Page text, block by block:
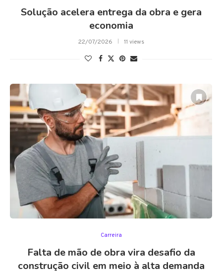
Solução acelera entrega da obra e gera
economia
22/07/2026 11 views
Carreira
Falta de mão de obra vira desafio da
construção civil em meio à alta demanda